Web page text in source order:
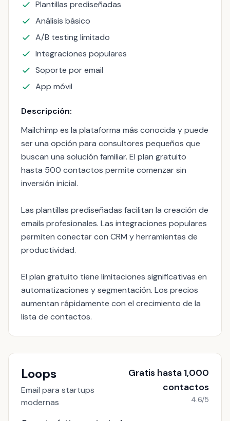
Plantillas prediseñadas
Análisis básico
A/B testing limitado
Integraciones populares
Soporte por email
App móvil
Descripción:
Mailchimp es la plataforma más conocida y puede
ser una opción para consultores pequeños que
buscan una solución familiar. El plan gratuito
hasta 500 contactos permite comenzar sin
inversión inicial.
Las plantillas prediseñadas facilitan la creación de
emails profesionales. Las integraciones populares
permiten conectar con CRM y herramientas de
productividad.
El plan gratuito tiene limitaciones significativas en
automatizaciones y segmentación. Los precios
aumentan rápidamente con el crecimiento de la
lista de contactos.
Loops
Email para startups
modernas
Gratis hasta 1,000
contactos
4.6/5